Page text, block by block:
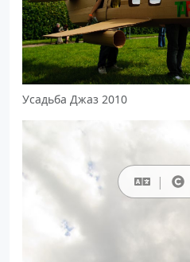
Усадьба Джаз 2010